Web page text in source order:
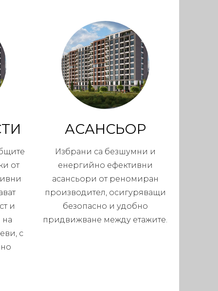
от
и
на
с
АСАНСЬОР
Избрани са безшумни и
енергийно ефективни
асансьори от реномиран
производител, осигуряващи
безопасно и удобно
придвижване между етажите.